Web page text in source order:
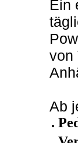
Ein
von
Ab